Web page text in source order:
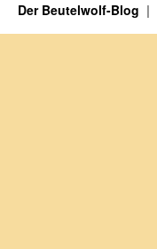
Der Beutelwolf-Blog